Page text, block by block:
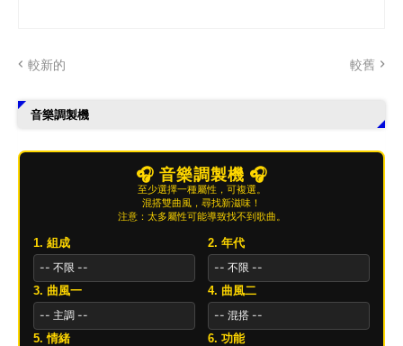
較新的 較舊
音樂調製機
🎧 音樂調製機 🎧
至少選擇一種屬性，可複選。
混搭雙曲風，尋找新滋味！
注意：太多屬性可能導致找不到歌曲。
1. 組成 2. 年代
3. 曲風一 4. 曲風二
5. 情緒 6. 功能